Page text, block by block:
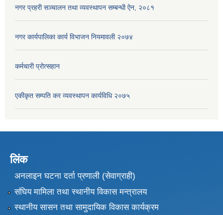
नगर प्रहरी सञ्चालन तथा व्यवस्थापन सम्बन्धी ऐन, २०८१
नगर कार्यपालिका कार्य विभाजन नियमावली २०७४
कर्मचारी प्रोत्सहान
एकीकृत सम्पति कर व्यवस्थापन कार्यविधि २०७५
लिंक
अनलाइन घटना दर्ता प्रणाली (सेवाग्राही)
संघिय मामिला तथा स्थानीय विकास मन्त्रालय
स्थानीय सासन तथा सामुदायिक विकास कार्यक्रम